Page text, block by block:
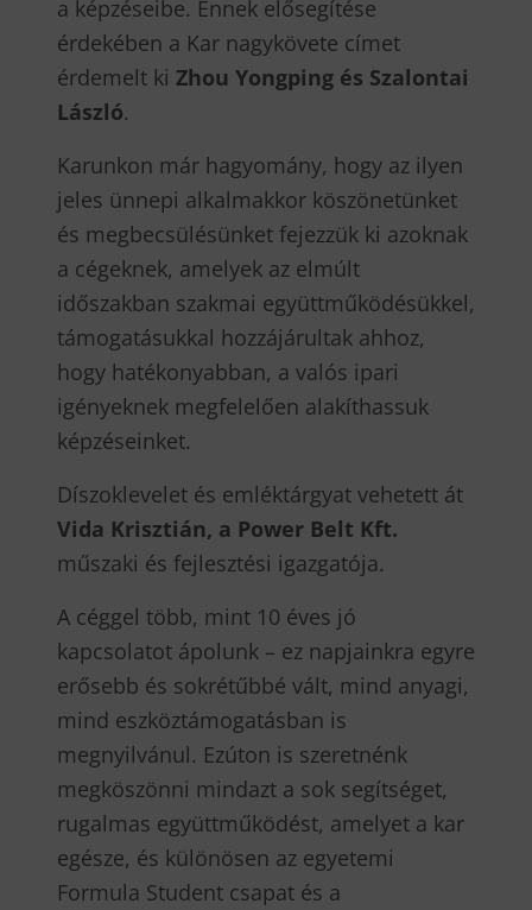
a képzéseibe. Ennek elősegítése
érdekében a Kar nagykövete címet
érdemelt ki Zhou Yongping és Szalontai
László.
Karunkon már hagyomány, hogy az ilyen
jeles ünnepi alkalmakkor köszönetünket
és megbecsülésünket fejezzük ki azoknak
a cégeknek, amelyek az elmúlt
időszakban szakmai együttműködésükkel,
támogatásukkal hozzájárultak ahhoz,
hogy hatékonyabban, a valós ipari
igényeknek megfelelően alakíthassuk
képzéseinket.
Díszoklevelet és emléktárgyat vehetett át
Vida Krisztián, a Power Belt Kft.
műszaki és fejlesztési igazgatója.
A céggel több, mint 10 éves jó
kapcsolatot ápolunk – ez napjainkra egyre
erősebb és sokrétűbbé vált, mind anyagi,
mind eszköztámogatásban is
megnyilvánul. Ezúton is szeretnénk
megköszönni mindazt a sok segítséget,
rugalmas együttműködést, amelyet a kar
egésze, és különösen az egyetemi
Formula Student csapat és a